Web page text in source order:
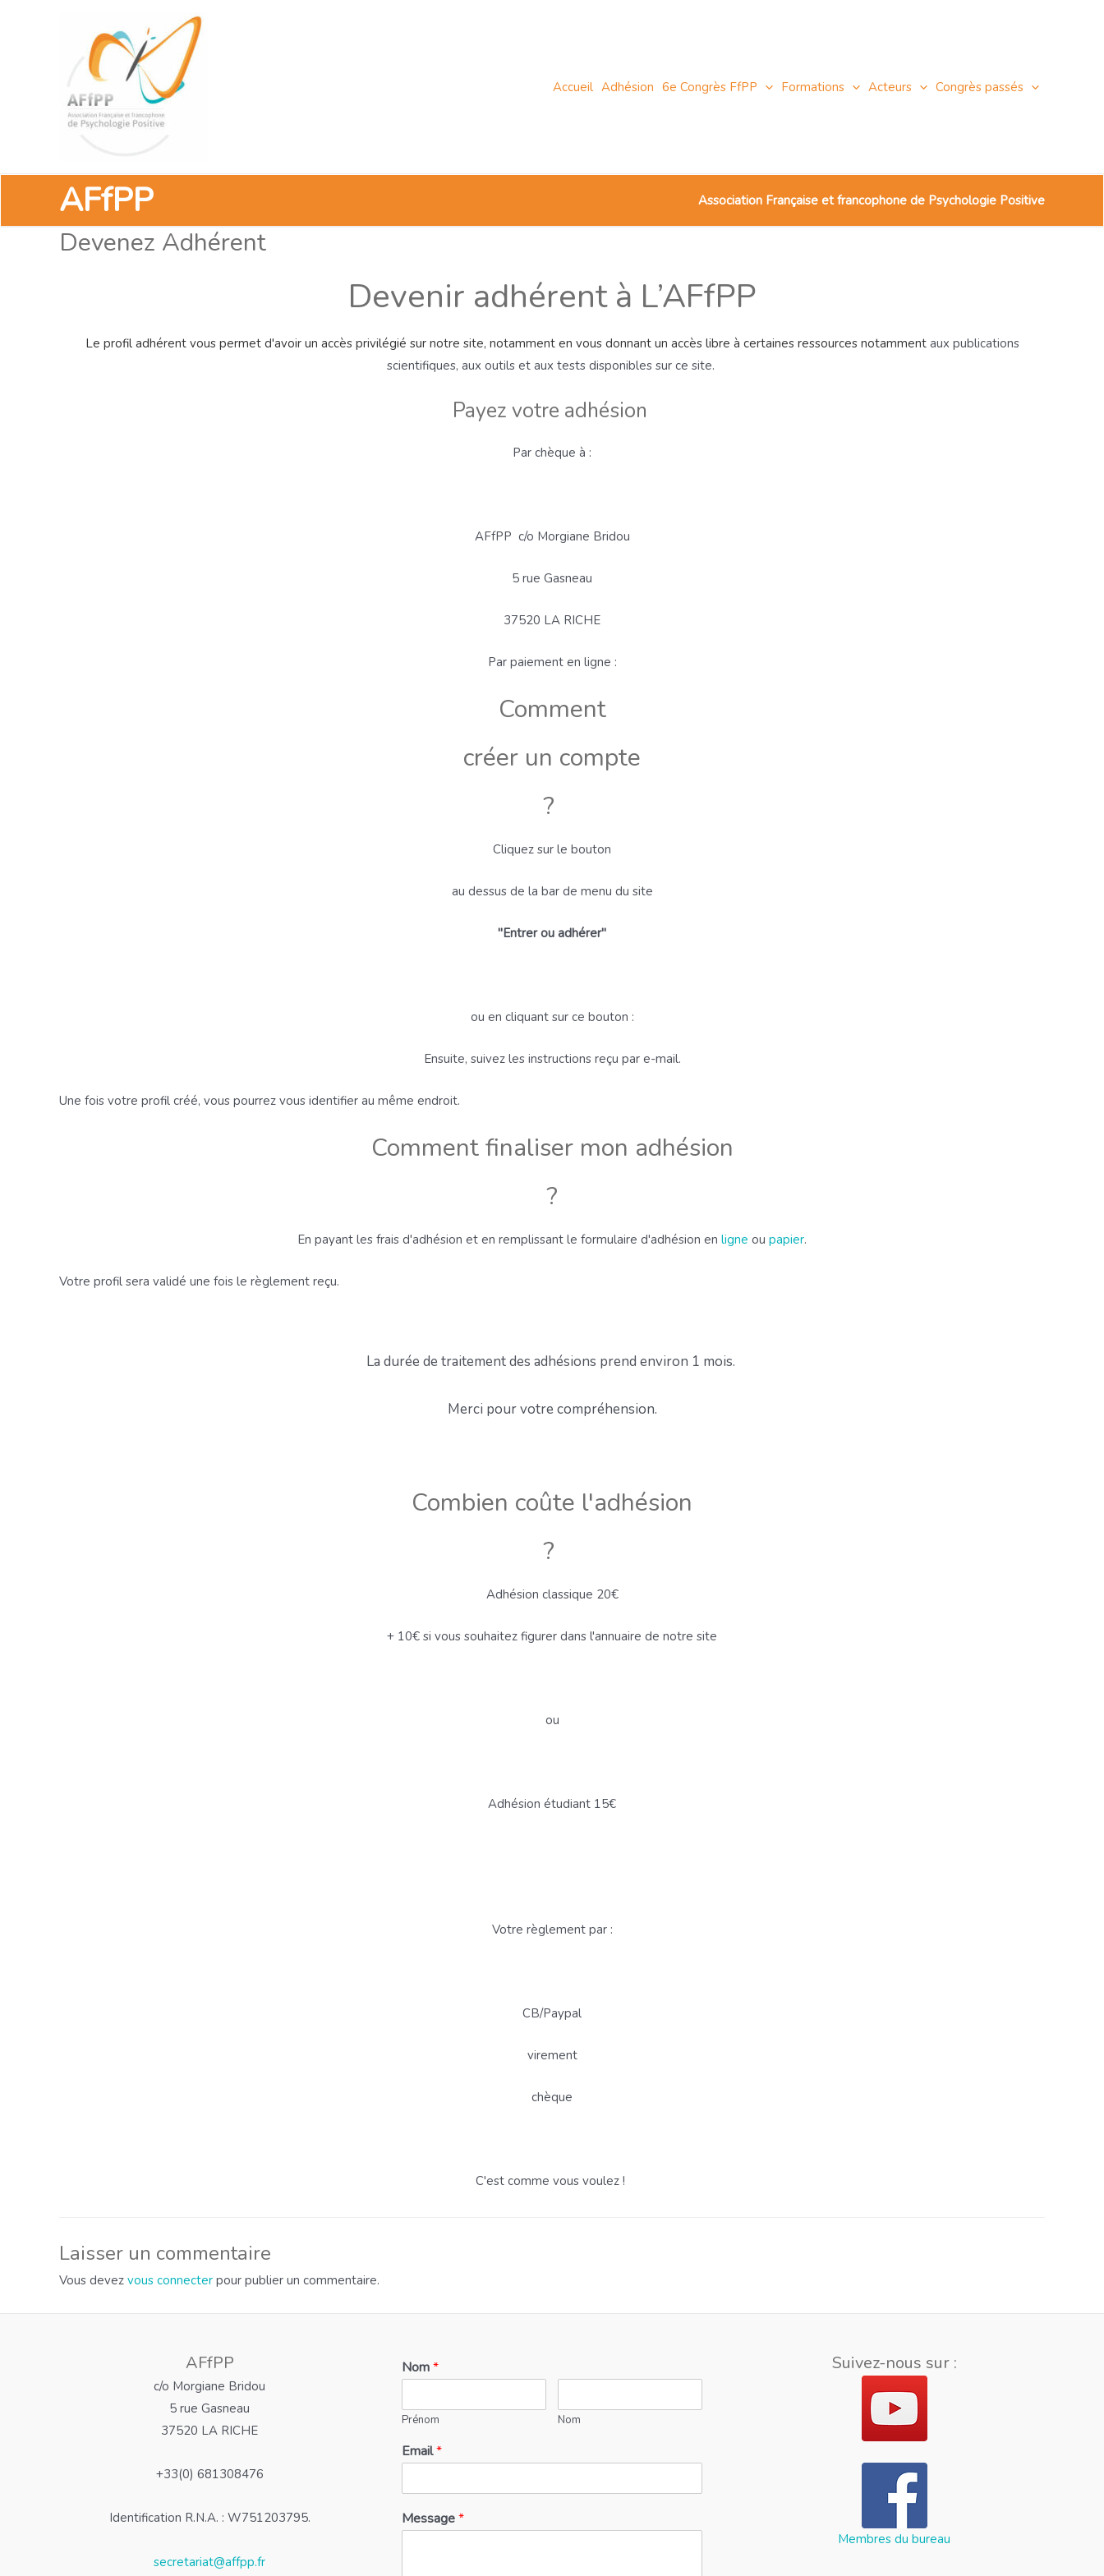
Accueil Adhésion 6e Congrès FfPP Formations Acteurs Congrès passés
AFfPP Association Française et francophone de Psychologie Positive
Devenez Adhérent
Devenir adhérent à L’AFfPP
Le profil adhérent vous permet d'avoir un accès privilégié sur notre site, notamment en vous donnant un accès libre à certaines ressources notamment aux publications
scientifiques, aux outils et aux tests disponibles sur ce site.
Payez votre adhésion
Par chèque à :
AFfPP c/o Morgiane Bridou
5 rue Gasneau
37520 LA RICHE
Par paiement en ligne :
Comment
créer un compte
?
Cliquez sur le bouton
au dessus de la bar de menu du site
"Entrer ou adhérer"
ou en cliquant sur ce bouton :
Ensuite, suivez les instructions reçu par e-mail.
Une fois votre profil créé, vous pourrez vous identifier au même endroit.
Comment finaliser mon adhésion
?
En payant les frais d'adhésion et en remplissant le formulaire d'adhésion en ligne ou papier.
Votre profil sera validé une fois le règlement reçu.
La durée de traitement des adhésions prend environ 1 mois.
Merci pour votre compréhension.
Combien coûte l'adhésion
?
Adhésion classique 20€
+ 10€ si vous souhaitez figurer dans l'annuaire de notre site
ou
Adhésion étudiant 15€
Votre règlement par :
CB/Paypal
virement
chèque
C'est comme vous voulez !
Laisser un commentaire
Vous devez vous connecter pour publier un commentaire.
AFfPP
c/o Morgiane Bridou
5 rue Gasneau
37520 LA RICHE
+33(0) 681308476
Identification R.N.A. : W751203795.
secretariat@affpp.fr
Nom*
Prénom Nom
Email*
Message*
Suivez-nous sur :
Membres du bureau